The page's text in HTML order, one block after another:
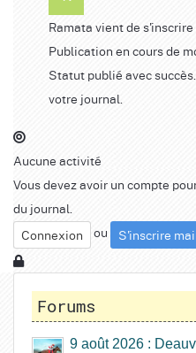
Ramata vient de
Publication en cours de
Statut publié avec
votre journal.
Aucune activité
Vous devez avoir un compte
du journal.
Connexion
ou S'inscrire
Forums
9 août 2026 :